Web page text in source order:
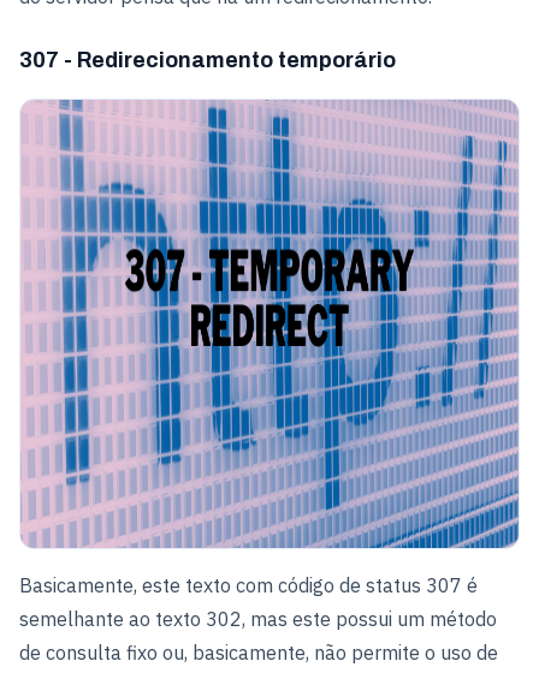
307 - Redirecionamento temporário
Basicamente, este texto com código de status 307 é
semelhante ao texto 302, mas este possui um método
de consulta fixo ou, basicamente, não permite o uso de